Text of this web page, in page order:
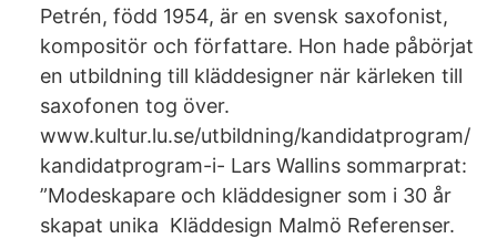
Petrén, född 1954, är en svensk saxofonist,
kompositör och författare. Hon hade påbörjat
en utbildning till kläddesigner när kärleken till
saxofonen tog över.
www.kultur.lu.se/utbildning/kandidatprogram/
kandidatprogram-i- Lars Wallins sommarprat:
”Modeskapare och kläddesigner som i 30 år
skapat unika Kläddesign Malmö Referenser.